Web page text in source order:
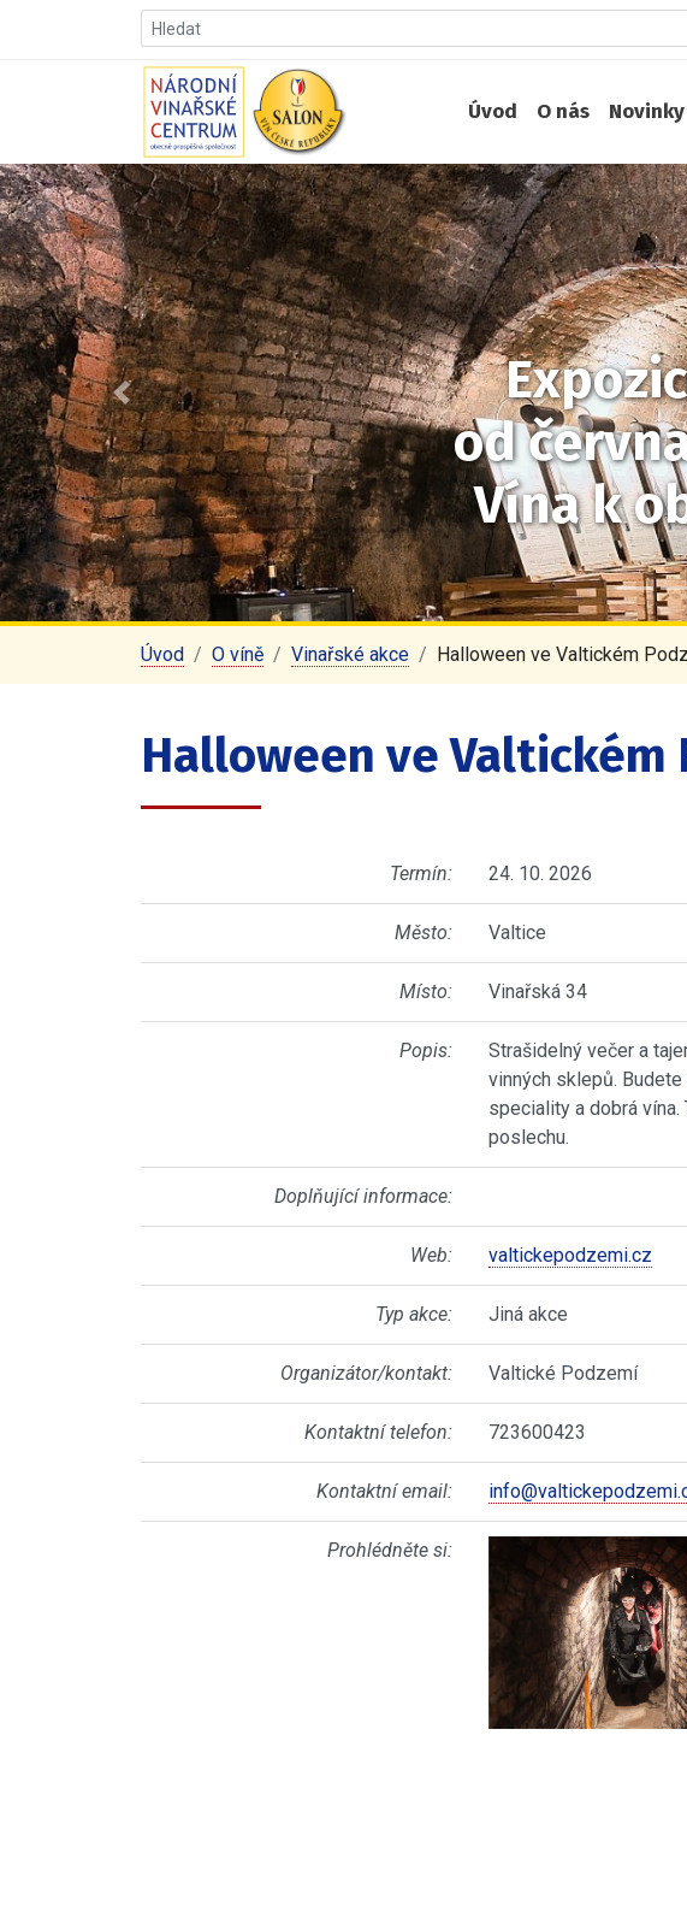
Úvod O nás Novinky
od
Vína k
Předchozí
Úvod O víně Vinařské akce Halloween ve Valtickém
Halloween ve Valtickém
Termín: 24. 10. 2026
Město: Valtice
Místo: Vinařská 34
Popis:
Strašidelný večer a
vinných sklepů.
speciality a dobrá
poslechu.
Doplňující informace:
Web: valtickepodzemi.cz
Typ akce: Jiná akce
Organizátor/kontakt: Valtické Podzemí
Kontaktní telefon: 723600423
Kontaktní email:
Prohlédněte si: